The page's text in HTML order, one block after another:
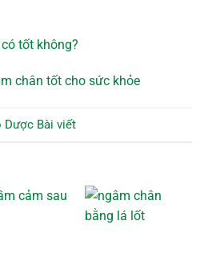
tốt không?
chân tốt cho sức khỏe
Dược Bài viết